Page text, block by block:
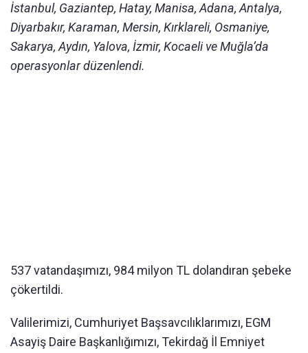
İstanbul, Gaziantep, Hatay, Manisa, Adana, Antalya,
Diyarbakır, Karaman, Mersin, Kırklareli, Osmaniye,
Sakarya, Aydın, Yalova, İzmir, Kocaeli ve Muğla’da
operasyonlar düzenlendi.
537 vatandaşımızı, 984 milyon TL dolandıran şebeke
çökertildi.
Valilerimizi, Cumhuriyet Başsavcılıklarımızı, EGM
Asayiş Daire Başkanlığımızı, Tekirdağ İl Emniyet